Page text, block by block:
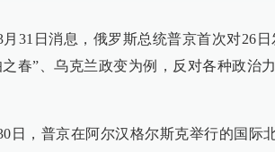
月31日消息，俄罗斯总统普京首次对26
之春”、乌克兰政变为例，反对各种政治
日，普京在阿尔汉格尔斯克举行的国际